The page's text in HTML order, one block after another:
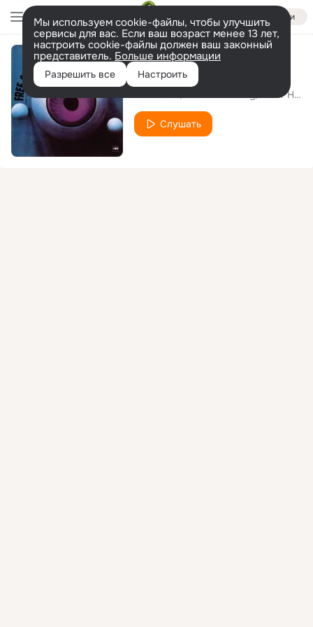
Войти
Мы используем cookie-файлы, чтобы улучшить
сервисы для вас. Если ваш возраст менее 13 лет,
настроить cookie-файлы должен ваш законный
представитель. Больше информации
Разрешить все Настроить
Flying Windmill
Peter Herbolzheimer
Слушать